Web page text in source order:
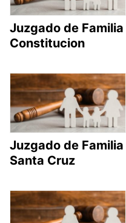
Juzgado de Familia
Constitucion
Juzgado de Familia
Santa Cruz